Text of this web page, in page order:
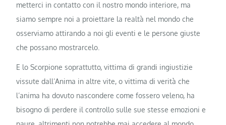
metterci in contatto con il nostro mondo interiore, ma
siamo sempre noi a proiettare la realtà nel mondo che
osserviamo attirando a noi gli eventi e le persone giuste
che possano mostrarcelo.
E lo Scorpione soprattutto, vittima di grandi ingiustizie
vissute dall’Anima in altre vite, o vittima di verità che
l’anima ha dovuto nascondere come fossero veleno, ha
bisogno di perdere il controllo sulle sue stesse emozioni e